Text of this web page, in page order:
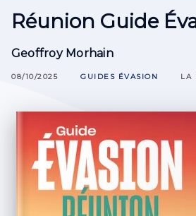
Réunion Guide
Geoffroy Morhain
08/10/2025 GUIDES ÉVASION LA